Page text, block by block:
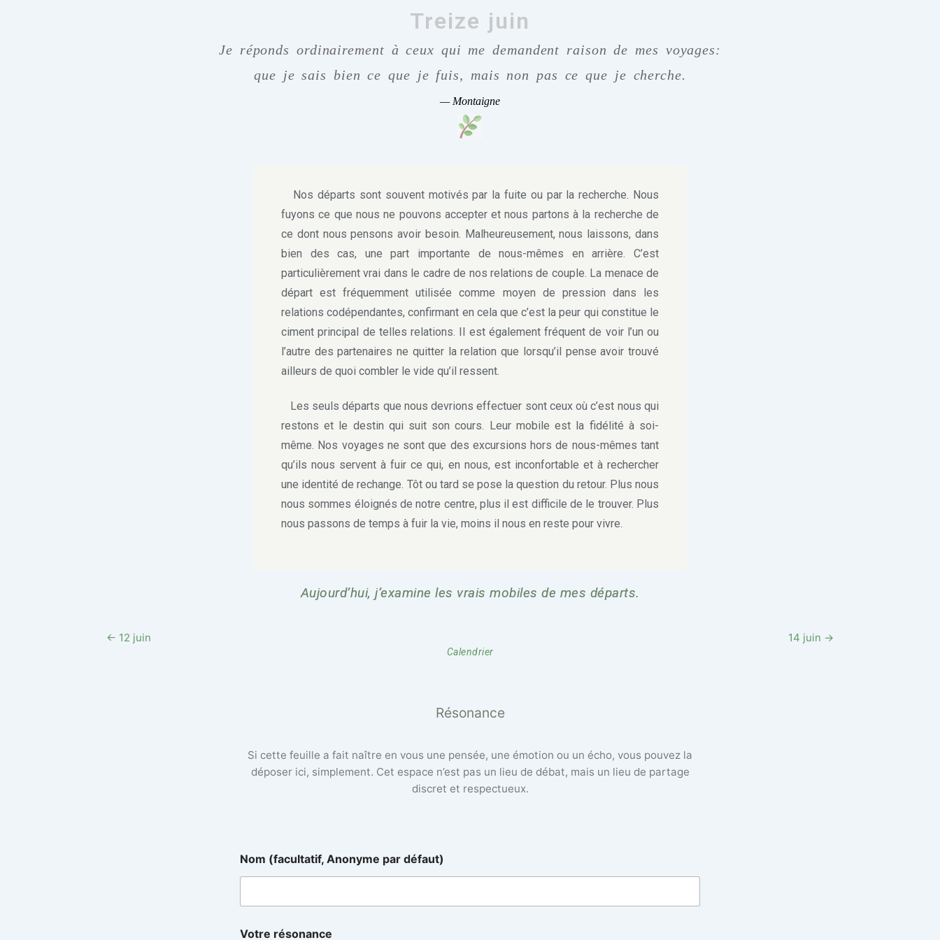
Treize juin
Je réponds ordinairement à ceux qui me demandent raison de mes voyages:
que je sais bien ce que je fuis, mais non pas ce que je cherche.
— Montaigne
Nos départs sont souvent motivés par la fuite ou par la recherche. Nous
fuyons ce que nous ne pouvons accepter et nous partons à la recherche de
ce dont nous pensons avoir besoin. Malheureusement, nous laissons, dans
bien des cas, une part importante de nous-mêmes en arrière. C’est
particulièrement vrai dans le cadre de nos relations de couple. La menace de
départ est fréquemment utilisée comme moyen de pression dans les
relations codépendantes, confirmant en cela que c’est la peur qui constitue le
ciment principal de telles relations. Il est également fréquent de voir l’un ou
l’autre des partenaires ne quitter la relation que lorsqu’il pense avoir trouvé
ailleurs de quoi combler le vide qu’il ressent.
Les seuls départs que nous devrions effectuer sont ceux où c’est nous qui
restons et le destin qui suit son cours. Leur mobile est la fidélité à soi-
même. Nos voyages ne sont que des excursions hors de nous-mêmes tant
qu’ils nous servent à fuir ce qui, en nous, est inconfortable et à rechercher
une identité de rechange. Tôt ou tard se pose la question du retour. Plus nous
nous sommes éloignés de notre centre, plus il est difficile de le trouver. Plus
nous passons de temps à fuir la vie, moins il nous en reste pour vivre.
Aujourd’hui, j’examine les vrais mobiles de mes départs.
← 12 juin 14 juin →
Calendrier
Résonance
Si cette feuille a fait naître en vous une pensée, une émotion ou un écho, vous pouvez la
déposer ici, simplement. Cet espace n’est pas un lieu de débat, mais un lieu de partage
discret et respectueux.
Nom (facultatif, Anonyme par défaut)
é
Votre résonance